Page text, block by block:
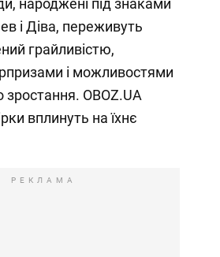
народжені під знаками
і Діва, переживуть
грайливістю,
і можливостями
зростання. OBOZ.UA
вплинуть на їхнє
РЕКЛАМА